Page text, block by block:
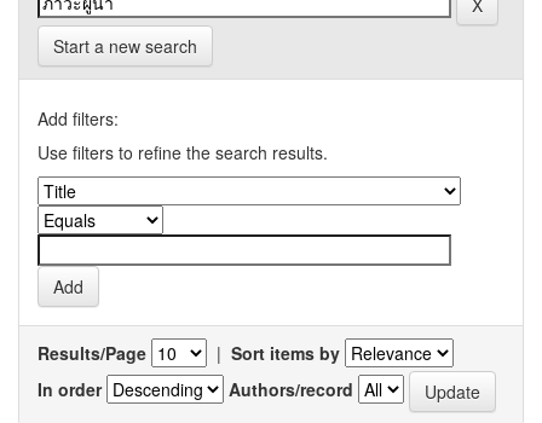
Start a new search
Add filters:
Use filters to refine the search results.
Results/Page | Sort items by
In order
Authors/record